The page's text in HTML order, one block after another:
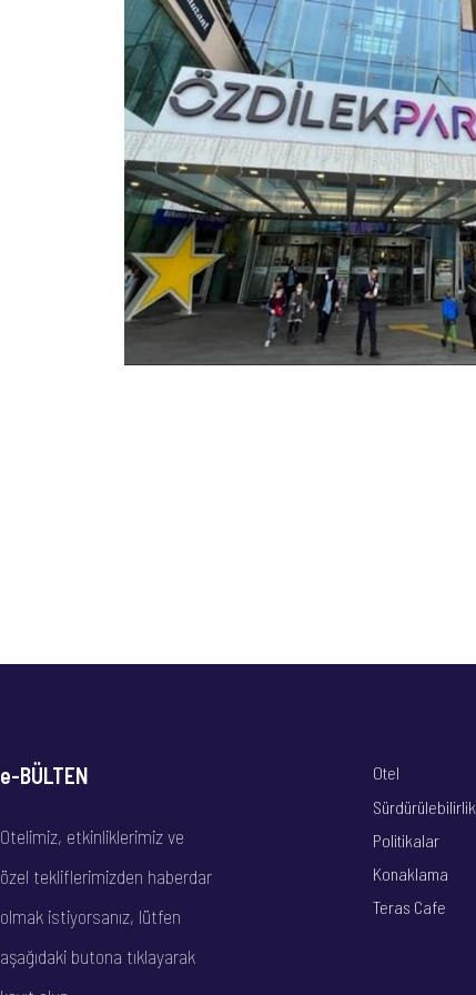
e-BÜLTEN
Otelimiz, etkinliklerimiz ve
özel tekliflerimizden haberdar
olmak istiyorsanız, lütfen
aşağıdaki butona tıklayarak
Otel
Sürdürülebilirlik
Politikalar
Konaklama
Teras Cafe